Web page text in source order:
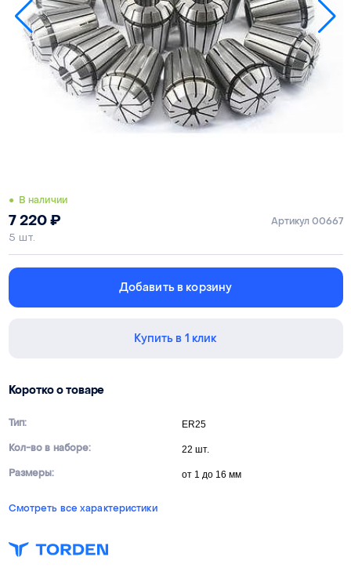
● В наличии
7 220₽
5 шт.
Артикул 00667
Добавить в корзину
Купить в 1 клик
Коротко о товаре
Тип: ER25
Кол-во в наборе: 22 шт.
Размеры: от 1 до 16 мм
Смотреть все характеристики